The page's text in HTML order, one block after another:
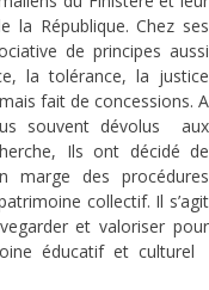
la République. Chez ses
de principes aussi
la tolérance, la justice
fait de concessions. A
souvent dévolus aux
Ils ont décidé de
marge des procédures
collectif. Il s’agit
et valoriser pour
éducatif et culturel